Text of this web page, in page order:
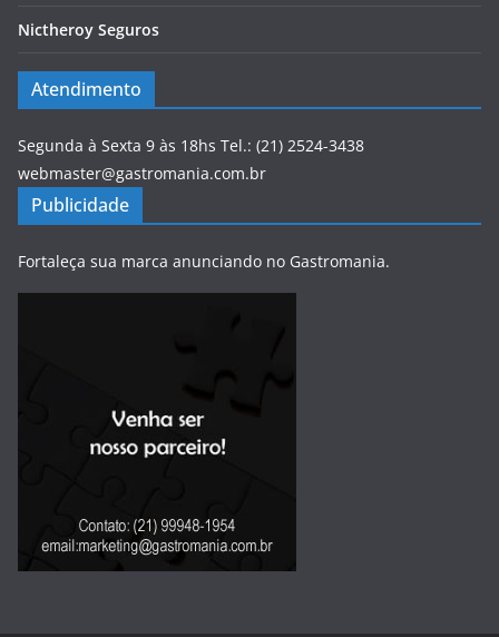
Nictheroy Seguros
Atendimento
Segunda à Sexta 9 às 18hs Tel.: (21) 2524-3438
webmaster@gastromania.com.br
Publicidade
Fortaleça sua marca anunciando no Gastromania.